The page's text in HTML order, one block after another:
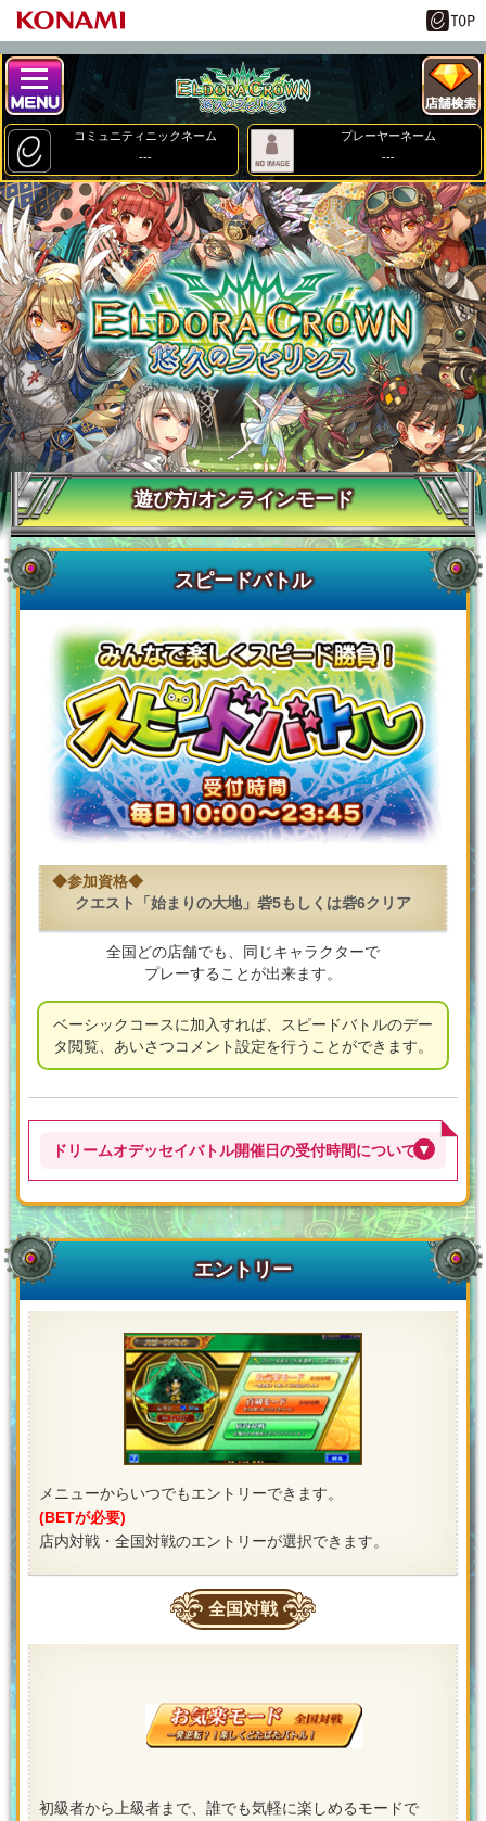
コミュニティニックネーム
---
プレーヤーネーム
---
遊び方/オンラインモード
スピードバトル
クエスト「始まりの大地」砦5もしくは砦6クリア
全国どの店舗でも、同じキャラクターで
プレーすることが出来ます。
ベーシックコースに加入すれば、スピードバトルのデー
タ閲覧、 あいさつコメント設定を行うことができます。
ドリームオデッセイバトル開催日の受付時間について
エントリー
メニューからいつでもエントリーできます。
(BETが必要)
店内対戦・全国対戦のエントリーが選択できます。
全国対戦
初級者から上級者まで、誰でも気軽に楽しめるモードで